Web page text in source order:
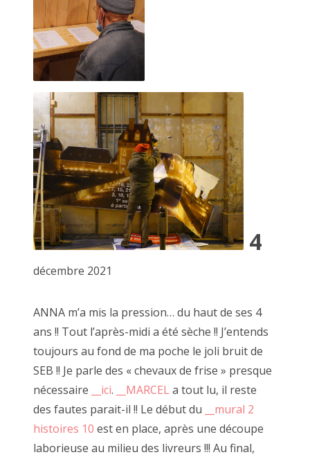
4
décembre 2021
ANNA m’a mis la pression… du haut de ses 4
ans !! Tout l’après-midi a été sèche !! J’entends
toujours au fond de ma poche le joli bruit de
SEB !! Je parle des « chevaux de frise » presque
nécessaire
__ici. __MARCEL a tout lu, il reste
des fautes parait-il !! Le début du
__mural 2
histoires 10 est en place, après une découpe
laborieuse au milieu des livreurs !!! Au final,
Le OU PAS, concept inhérent aux faiseurs, consiste dans le
fait de jouer de tout.
De sa voix, de son corps, d'une fabrication d'éléments à
une performance improvisée sans savoir si cela va "le faire
ou pas".
Principalement menées DEHORS! sur le parvis, la scène
d'à côté, ces tribulations sont essentielles pour
le développement artistique du faiseur.
Le faiseur se moque de la connotation négative du
jugement de l'Autre.
Ici il n'est pas question de likes, de mépris ou même
d'indifférence.
Chaque regard ne peut être que critique constructive ou
De nombreuses âmes se sont emerveillées à venir jouer. J'en
tire dailleurs un certain plaisir
et mon expérience est sûrement celle que je connais le
Je pourrai ainsi expliquer à travers des exemples concrets et
mon vécu un déroulé le plus proche d'une réalité.